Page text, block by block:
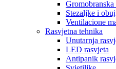
Gromobranska
Stezaljke i
Ventilacione
Rasvjetna tehnika
Unutarnja
LED rasvjeta
Antipanik